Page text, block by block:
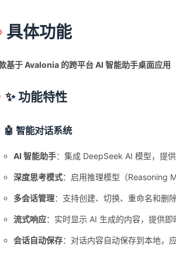
具体功能
基于 Avalonia 的跨平台 AI 智能助手桌面应用
✨ 功能特性
🤖 智能对话系统
AI 智能助手：集成 DeepSeek AI 模型，提
深度思考模式：启用推理模型（Reasoning
多会话管理：支持创建、切换、重命名和删
流式响应：实时显示 AI 生成的内容，提供即
会话自动保存：对话内容自动保存到本地，